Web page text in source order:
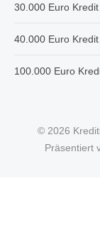
30.000 Euro Kredit
40.000 Euro Kredit
100.000 Euro
© 2026
Präsentiert